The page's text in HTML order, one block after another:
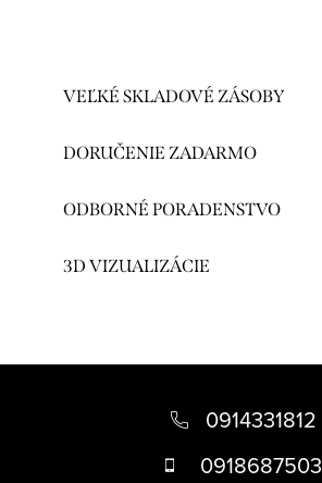
VEĽKÉ SKLADOVÉ ZÁSOBY
DORUČENIE ZADARMO
ODBORNÉ PORADENSTVO
3D VIZUALIZÁCIE
0914331812
0918687503